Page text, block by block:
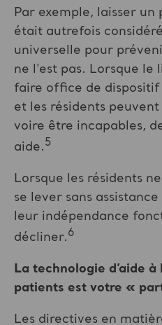
Par exemple, laisser
était autrefois
universelle pour
ne l'est pas. Lorsque le
faire office de
et les résidents
voire être incapables,
aide. 5
Lorsque les résidents
se lever sans
leur indépendance
décliner. 6
La technologie d’aide
patients est votre «
Les directives en